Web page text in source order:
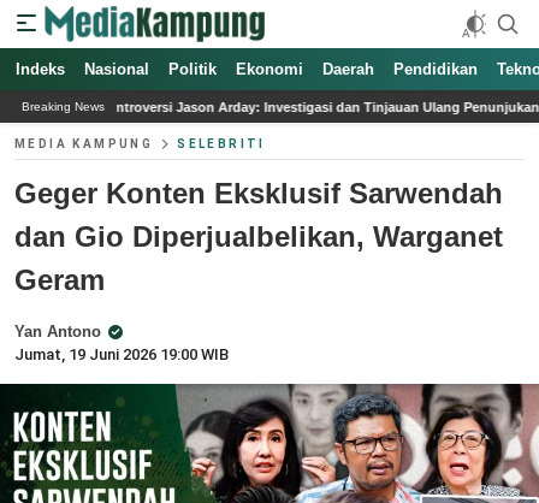
Indeks Nasional Politik Ekonomi Daerah Pendidikan
Breaking News
Arday: Investigasi dan Tinjauan Ulang Penunjukan Profesor di Universitas
MEDIA KAMPUNG SELEBRITI
Geger Konten Eksklusif Sarwendah
dan Gio Diperjualbelikan, Warganet
Geram
Yan Antono
Jumat, 19 Juni 2026 19:00 WIB